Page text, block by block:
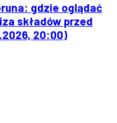
gdzie oglądać
składów przed
20:00)